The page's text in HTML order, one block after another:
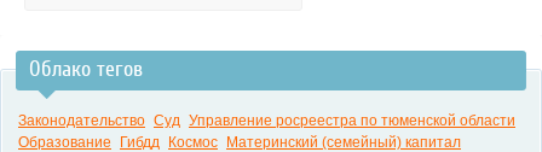
Облако тегов
Законодательство Суд Управление росреестра по тюменской области
Образование
Гибдд Космос
Материнский (семейный) капитал